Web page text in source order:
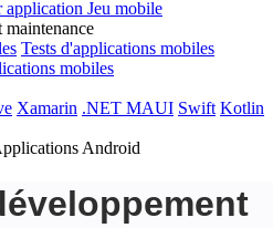
application Jeu mobile
maintenance
Tests d'applications mobiles
mobiles
Xamarin .NET MAUI Swift Kotlin
Android